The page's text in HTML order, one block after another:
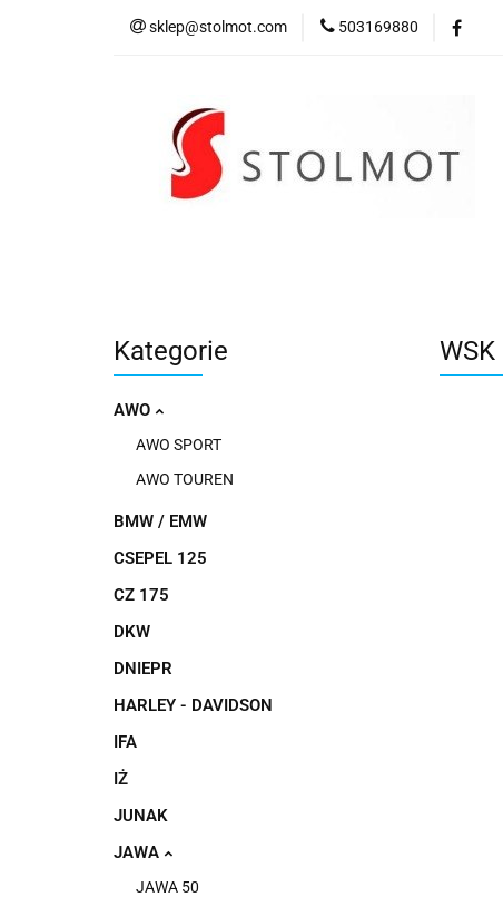
sklep@stolmot.com 503169880
Kategorie
AWO
AWO SPORT
AWO TOUREN
BMW / EMW
CSEPEL 125
CZ 175
DKW
DNIEPR
HARLEY - DAVIDSON
IFA
IŻ
JUNAK
JAWA
JAWA 50